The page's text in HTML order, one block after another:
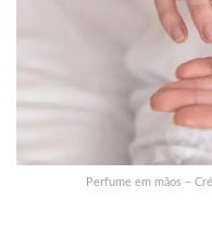
Perfume em mãos –